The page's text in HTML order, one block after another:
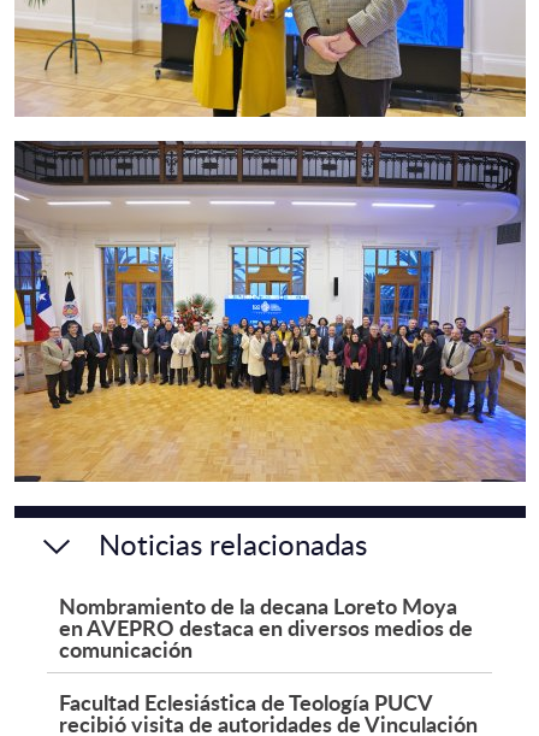
Noticias relacionadas
Nombramiento de la decana Loreto Moya
en AVEPRO destaca en diversos medios de
comunicación
Facultad Eclesiástica de Teología PUCV
recibió visita de autoridades de Vinculación